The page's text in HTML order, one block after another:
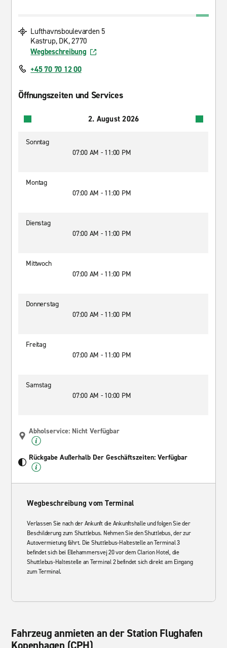
Lufthavnsboulevarden 5
Kastrup, DK, 2770
Wegbeschreibung
+45 70 70 12 00
Öffnungszeiten und Services
2. August 2026
Sonntag
07:00 AM - 11:00 PM
Montag
07:00 AM - 11:00 PM
Dienstag
07:00 AM - 11:00 PM
Mittwoch
07:00 AM - 11:00 PM
Donnerstag
07:00 AM - 11:00 PM
Freitag
07:00 AM - 11:00 PM
Samstag
07:00 AM - 10:00 PM
Abholservice: Nicht Verfügbar
Rückgabe Außerhalb Der Geschäftszeiten: Verfügbar
Wegbeschreibung vom Terminal
Verlassen Sie nach der Ankunft die Ankunftshalle und folgen Sie der
Beschilderung zum Shuttlebus. Nehmen Sie den Shuttlebus, der zur
Autovermietung fährt. Die Shuttlebus-Haltestelle an Terminal 3
befindet sich bei Ellehammersvej 20 vor dem Clarion Hotel, die
Shuttlebus-Haltestelle an Terminal 2 befindet sich direkt am Eingang
zum Terminal.
Fahrzeug anmieten an der Station Flughafen